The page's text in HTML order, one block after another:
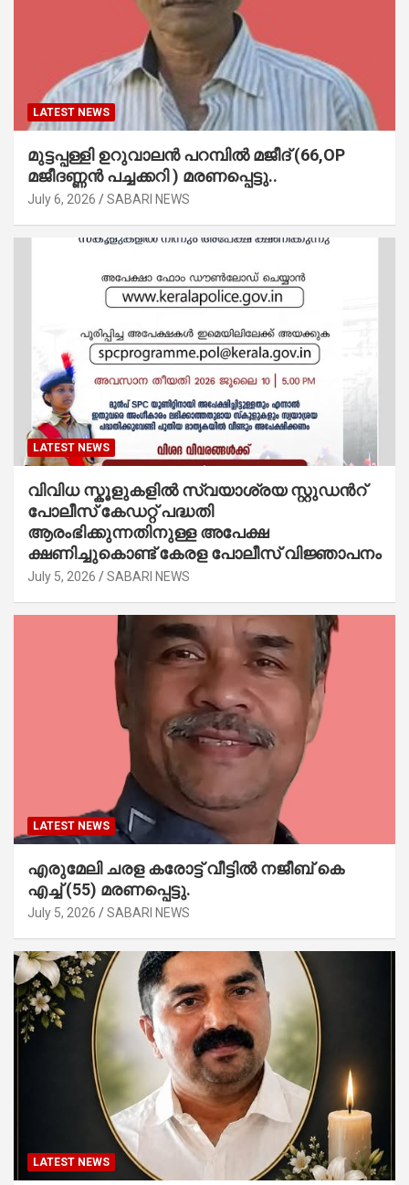
LATEST NEWS
മുട്ടപ്പള്ളി ഉറുവാലൻ പറമ്പിൽ മജീദ് (66,OP
മജീദണ്ണൻ പച്ചക്കറി ) മരണപ്പെട്ടു..
July 6, 2026 SABARI NEWS
LATEST NEWS
വിവിധ സ്കൂളുകളില്‍ സ്വയാശ്രയ സ്റ്റുഡന്‍റ്
പോലീസ് കേഡറ്റ് പദ്ധതി
ആരംഭിക്കുന്നതിനുള്ള അപേക്ഷ
ക്ഷണിച്ചുകൊണ്ട് കേരള പോലീസ് വിജ്ഞാപനം
July 5, 2026 SABARI NEWS
LATEST NEWS
എരുമേലി ചരള കരോട്ട് വീട്ടിൽ നജീബ് കെ
എച്ച് (55) മരണപ്പെട്ടു.
July 5, 2026 SABARI NEWS
LATEST NEWS